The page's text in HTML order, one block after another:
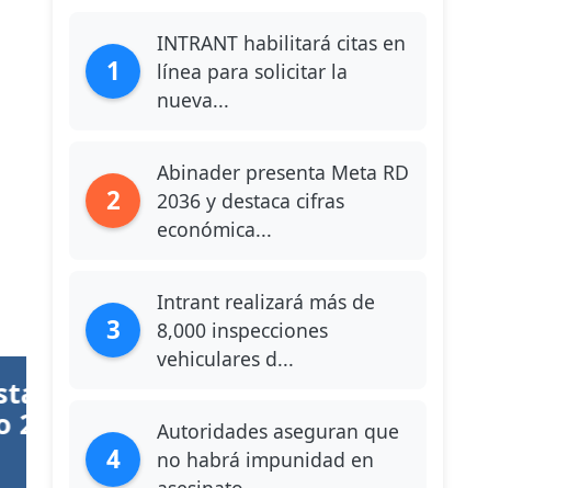
1
INTRANT habilitará citas en
línea para solicitar la
nueva...
2
Abinader presenta Meta RD
2036 y destaca cifras
económica...
3
Intrant realizará más de
8,000 inspecciones
vehiculares d...
4
Autoridades aseguran que
no habrá impunidad en